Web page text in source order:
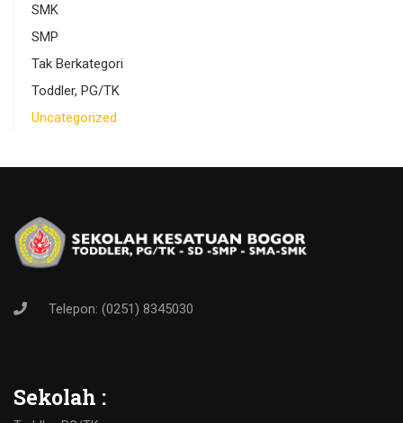
SMK
SMP
Tak Berkategori
Toddler, PG/TK
Uncategorized
Telepon: (0251) 8345030
Sekolah :